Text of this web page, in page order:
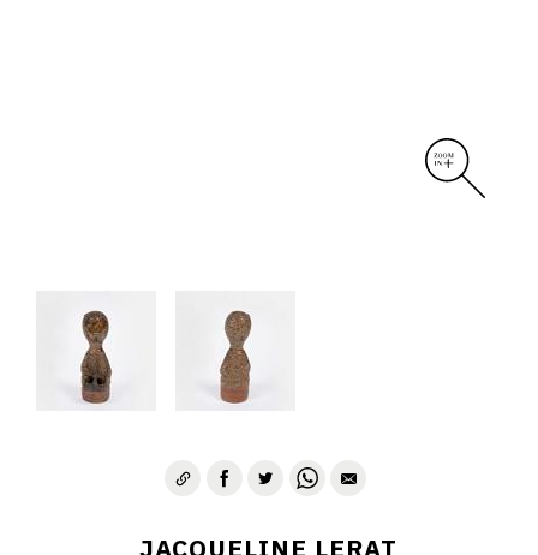
JACQUELINE LERAT